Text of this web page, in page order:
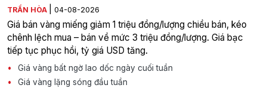
TRẦN HÒA 04-08-2026
Giá bán vàng miếng giảm 1 triệu đồng/lượng chiều bán, kéo
chênh lệch mua – bán về mức 3 triệu đồng/lượng. Giá bạc
tiếp tục phục hồi, tỷ giá USD tăng.
Giá vàng bất ngờ lao dốc ngày cuối tuần
Giá vàng lặng sóng đầu tuần